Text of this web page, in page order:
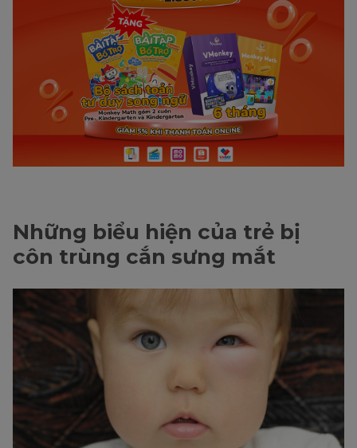
Những biểu hiện của trẻ bị
côn trùng cắn sưng mắt